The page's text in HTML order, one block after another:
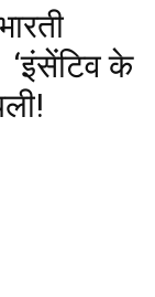
‘इंसेंटिव के